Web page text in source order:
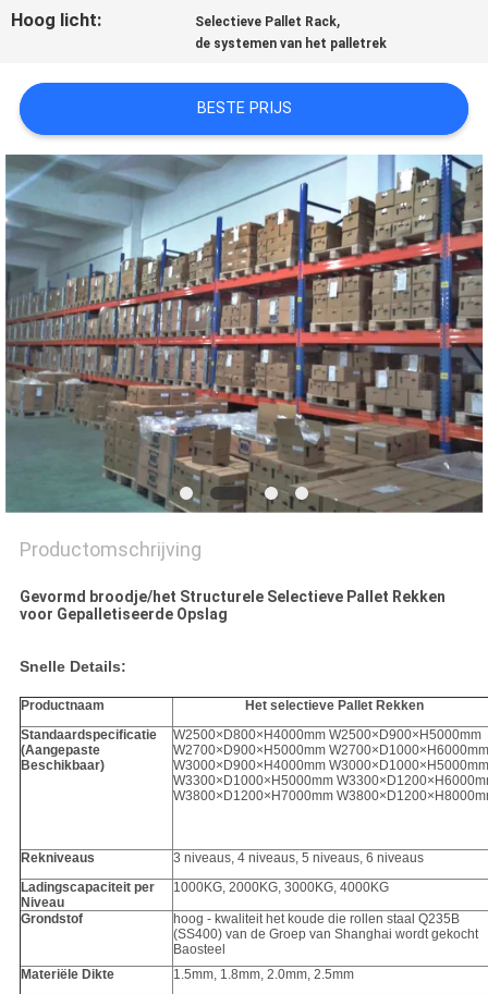
PRIVACY
Hoog licht: Selectieve Pallet Rack,
de systemen van het palletrek
BESTE PRIJS
Productomschrijving
Gevormd broodje/het Structurele Selectieve Pallet Rekken
voor Gepalletiseerde Opslag
Snelle Details:
Productnaam
Het selectieve Pallet Rekken
Standaardspecificatie
(Aangepaste
Beschikbaar)
W2500×D800×H4000mm W2500×D900×H5000mm
W2700×D900×H5000mm W2700×D1000×H6000mm
W3000×D900×H4000mm W3000×D1000×H5000mm
W3300×D1000×H5000mm
W3800×D1200×H7000mm
Rekniveaus
3 niveaus, 4 niveaus, 5 niveaus, 6 niveaus
Ladingscapaciteit per
Niveau
1000KG, 2000KG, 3000KG, 4000KG
Grondstof
hoog - kwaliteit het koude die rollen staal Q235B
(SS400) van de Groep van Shanghai wordt gekocht
Baosteel
Materiële Dikte
1.5mm, 1.8mm, 2.0mm, 2.5mm